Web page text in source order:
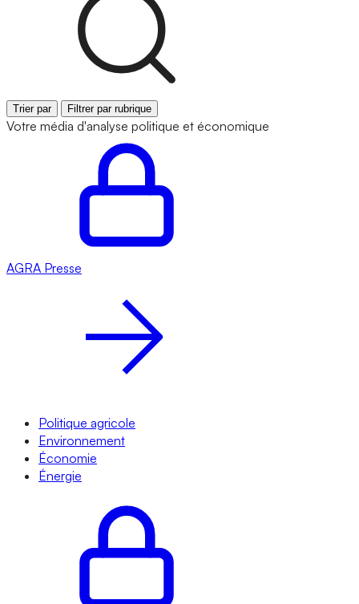
Trier par Filtrer par rubrique
Votre média d'analyse politique et économique
AGRA Presse
Politique agricole
Environnement
Économie
Énergie